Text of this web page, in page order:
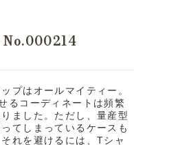
プはオールマイティー。
るコーディネートは頻繁
ました。ただし、量産型
てしまっているケースも
れを避けるには、Tシャ